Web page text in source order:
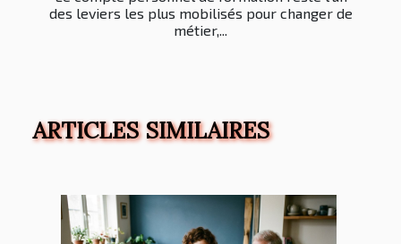
des leviers les plus mobilisés pour changer de
métier,...
ARTICLES SIMILAIRES